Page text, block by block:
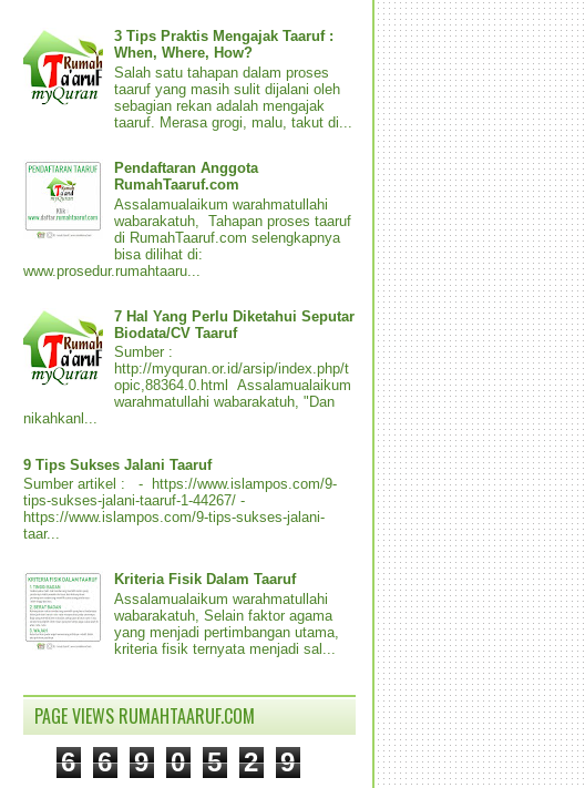
3 Tips Praktis Mengajak Taaruf :
When, Where, How?
Salah satu tahapan dalam proses
taaruf yang masih sulit dijalani oleh
sebagian rekan adalah mengajak
taaruf. Merasa grogi, malu, takut di...
Pendaftaran Anggota
RumahTaaruf.com
Assalamualaikum warahmatullahi
wabarakatuh, Tahapan proses taaruf
di RumahTaaruf.com selengkapnya
bisa dilihat di:
www.prosedur.rumahtaaru...
7 Hal Yang Perlu Diketahui Seputar
Biodata/CV Taaruf
Sumber :
http://myquran.or.id/arsip/index.php/t
opic,88364.0.html Assalamualaikum
warahmatullahi wabarakatuh, "Dan
nikahkanl...
9 Tips Sukses Jalani Taaruf
Sumber artikel : - https://www.islampos.com/9-
tips-sukses-jalani-taaruf-1-44267/ -
https://www.islampos.com/9-tips-sukses-jalani-
taar...
Kriteria Fisik Dalam Taaruf
Assalamualaikum warahmatullahi
wabarakatuh, Selain faktor agama
yang menjadi pertimbangan utama,
kriteria fisik ternyata menjadi sal...
PAGE VIEWS RUMAHTAARUF.COM
6 6 9 0 5 2 9